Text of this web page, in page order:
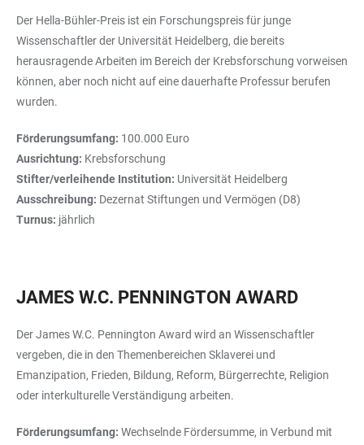
Der Hella-Bühler-Preis ist ein Forschungspreis für junge
Wissenschaftler der Universität Heidelberg, die bereits
herausragende Arbeiten im Bereich der Krebsforschung vorweisen
können, aber noch nicht auf eine dauerhafte Professur berufen
wurden.
Förderungsumfang: 100.000 Euro
Ausrichtung: Krebsforschung
Stifter/verleihende Institution: Universität Heidelberg
Ausschreibung: Dezernat Stiftungen und Vermögen (D8)
Turnus: jährlich
JAMES W.C. PENNINGTON AWARD
Der James W.C. Pennington Award wird an Wissenschaftler
vergeben, die in den Themenbereichen Sklaverei und
Emanzipation, Frieden, Bildung, Reform, Bürgerrechte, Religion
oder interkulturelle Verständigung arbeiten.
Förderungsumfang: Wechselnde Fördersumme, in Verbund mit